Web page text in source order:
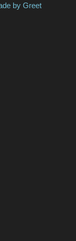
Greet